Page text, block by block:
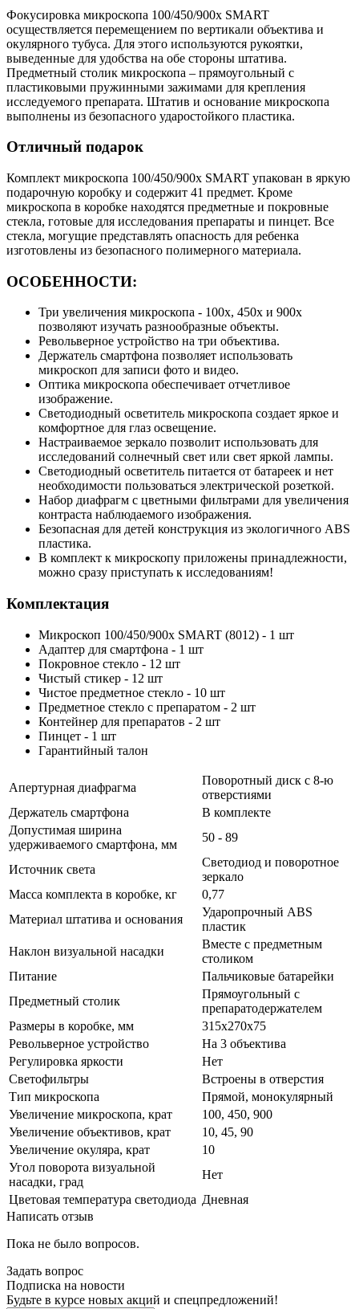
Фокусировка микроскопа 100/450/900x SMART
осуществляется перемещением по вертикали объектива и
окулярного тубуса. Для этого используются рукоятки,
выведенные для удобства на обе стороны штатива.
Предметный столик микроскопа – прямоугольный с
пластиковыми пружинными зажимами для крепления
исследуемого препарата. Штатив и основание микроскопа
выполнены из безопасного ударостойкого пластика.
Отличный подарок
Комплект микроскопа 100/450/900x SMART упакован в яркую
подарочную коробку и содержит 41 предмет. Кроме
микроскопа в коробке находятся предметные и покровные
стекла, готовые для исследования препараты и пинцет. Все
стекла, могущие представлять опасность для ребенка
изготовлены из безопасного полимерного материала.
ОСОБЕННОСТИ:
Три увеличения микроскопа - 100х, 450х и 900х
позволяют изучать разнообразные объекты.
Револьверное устройство на три объектива.
Держатель смартфона позволяет использовать
микроскоп для записи фото и видео.
Оптика микроскопа обеспечивает отчетливое
изображение.
Светодиодный осветитель микроскопа создает яркое и
комфортное для глаз освещение.
Настраиваемое зеркало позволит использовать для
исследований солнечный свет или свет яркой лампы.
Светодиодный осветитель питается от батареек и нет
необходимости пользоваться электрической розеткой.
Набор диафрагм с цветными фильтрами для увеличения
контраста наблюдаемого изображения.
Безопасная для детей конструкция из экологичного ABS
пластика.
В комплект к микроскопу приложены принадлежности,
можно сразу приступать к исследованиям!
Комплектация
Микроскоп 100/450/900x SMART (8012) - 1 шт
Адаптер для смартфона - 1 шт
Покровное стекло - 12 шт
Чистый стикер - 12 шт
Чистое предметное стекло - 10 шт
Предметное стекло с препаратом - 2 шт
Контейнер для препаратов - 2 шт
Пинцет - 1 шт
Гарантийный талон
Апертурная диафрагма
Поворотный диск с 8-ю
отверстиями
Держатель смартфона
В комплекте
Допустимая ширина
удерживаемого смартфона, мм
50 - 89
Источник света
Светодиод и поворотное
зеркало
Масса комплекта в коробке, кг
0,77
Материал штатива и основания
Ударопрочный ABS
пластик
Наклон визуальной насадки
Вместе с предметным
столиком
Питание
Пальчиковые батарейки
Предметный столик
Прямоугольный с
препаратодержателем
Размеры в коробке, мм
315х270х75
Револьверное устройство
На 3 объектива
Регулировка яркости
Нет
Светофильтры
Встроены в отверстия
Тип микроскопа
Прямой, монокулярный
Увеличение микроскопа, крат
100, 450, 900
Увеличение объективов, крат
10, 45, 90
Увеличение окуляра, крат
10
Угол поворота визуальной
насадки, град
Нет
Цветовая температура светодиода Дневная
Написать отзыв
Пока не было вопросов.
Задать вопрос
Подписка на новости
Будьте в курсе новых акций и спецпредложений!